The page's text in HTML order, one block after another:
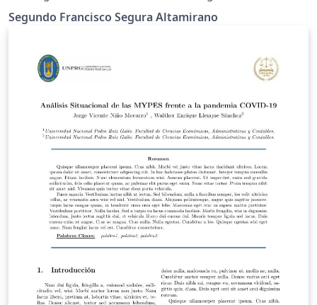
investigación publicado
Segundo Francisco Segura Altamirano